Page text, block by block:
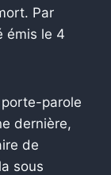
Par
émis le 4
parole
dernière,
de
sous